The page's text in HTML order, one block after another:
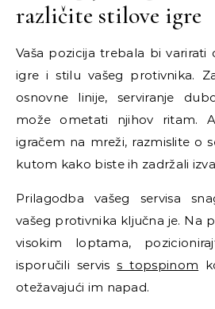
različite stilove igre
Vaša pozicija trebala bi varirati
igre i stilu vašeg protivnika.
osnovne linije, serviranje
može ometati njihov ritam.
igračem na mreži, razmislite o
kutom kako biste ih zadržali
Prilagodba vašeg servisa
vašeg protivnika ključna je. Na
visokim loptama,
isporučili serviss topspinom
otežavajući im napad.